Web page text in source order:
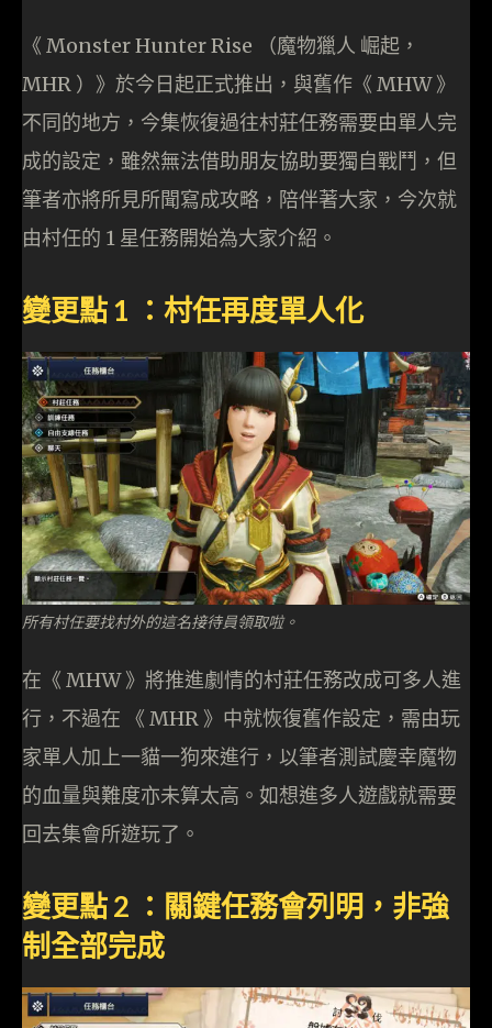
《 Monster Hunter Rise （魔物獵人 崛起，
MHR ）》於今日起正式推出，與舊作《 MHW 》
不同的地方，今集恢復過往村莊任務需要由單人完
成的設定，雖然無法借助朋友協助要獨自戰鬥，但
筆者亦將所見所聞寫成攻略，陪伴著大家，今次就
由村任的 1 星任務開始為大家介紹。
變更點 1 ：村任再度單人化
所有村任要找村外的這名接待員領取啦。
在《 MHW 》將推進劇情的村莊任務改成可多人進
行，不過在 《 MHR 》中就恢復舊作設定，需由玩
家單人加上一貓一狗來進行，以筆者測試慶幸魔物
的血量與難度亦未算太高。如想進多人遊戲就需要
回去集會所遊玩了。
變更點 2 ：關鍵任務會列明，非強
制全部完成